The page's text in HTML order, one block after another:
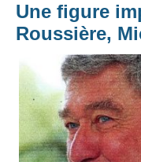
Une figure
Roussière,